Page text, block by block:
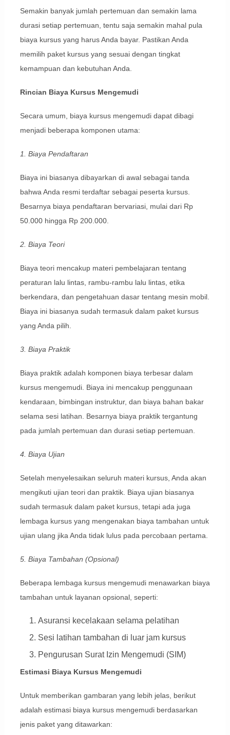
Semakin banyak jumlah pertemuan dan semakin lama
durasi setiap pertemuan, tentu saja semakin mahal pula
biaya kursus yang harus Anda bayar. Pastikan Anda
memilih paket kursus yang sesuai dengan tingkat
kemampuan dan kebutuhan Anda.
Rincian Biaya Kursus Mengemudi
Secara umum, biaya kursus mengemudi dapat dibagi
menjadi beberapa komponen utama:
1. Biaya Pendaftaran
Biaya ini biasanya dibayarkan di awal sebagai tanda
bahwa Anda resmi terdaftar sebagai peserta kursus.
Besarnya biaya pendaftaran bervariasi, mulai dari Rp
50.000 hingga Rp 200.000.
2. Biaya Teori
Biaya teori mencakup materi pembelajaran tentang
peraturan lalu lintas, rambu-rambu lalu lintas, etika
berkendara, dan pengetahuan dasar tentang mesin mobil.
Biaya ini biasanya sudah termasuk dalam paket kursus
yang Anda pilih.
3. Biaya Praktik
Biaya praktik adalah komponen biaya terbesar dalam
kursus mengemudi. Biaya ini mencakup penggunaan
kendaraan, bimbingan instruktur, dan biaya bahan bakar
selama sesi latihan. Besarnya biaya praktik tergantung
pada jumlah pertemuan dan durasi setiap pertemuan.
4. Biaya Ujian
Setelah menyelesaikan seluruh materi kursus, Anda akan
mengikuti ujian teori dan praktik. Biaya ujian biasanya
sudah termasuk dalam paket kursus, tetapi ada juga
lembaga kursus yang mengenakan biaya tambahan untuk
ujian ulang jika Anda tidak lulus pada percobaan pertama.
5. Biaya Tambahan (Opsional)
Beberapa lembaga kursus mengemudi menawarkan biaya
tambahan untuk layanan opsional, seperti:
Asuransi kecelakaan selama pelatihan
Sesi latihan tambahan di luar jam kursus
Pengurusan Surat Izin Mengemudi (SIM)
Estimasi Biaya Kursus Mengemudi
Untuk memberikan gambaran yang lebih jelas, berikut
adalah estimasi biaya kursus mengemudi berdasarkan
jenis paket yang ditawarkan: